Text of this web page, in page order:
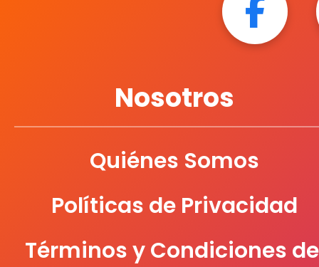
Nosotros
Quiénes Somos
Políticas de Privacidad
Términos y Condiciones